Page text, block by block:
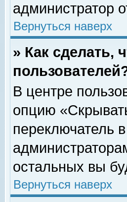
администратор
Вернуться наверх
» Как сделать,
В центре
опцию
переключатель
остальных вы
Вернуться наверх